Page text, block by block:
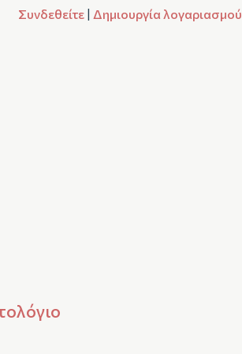
Συνδεθείτε | Δημιουργία λογαριασμού